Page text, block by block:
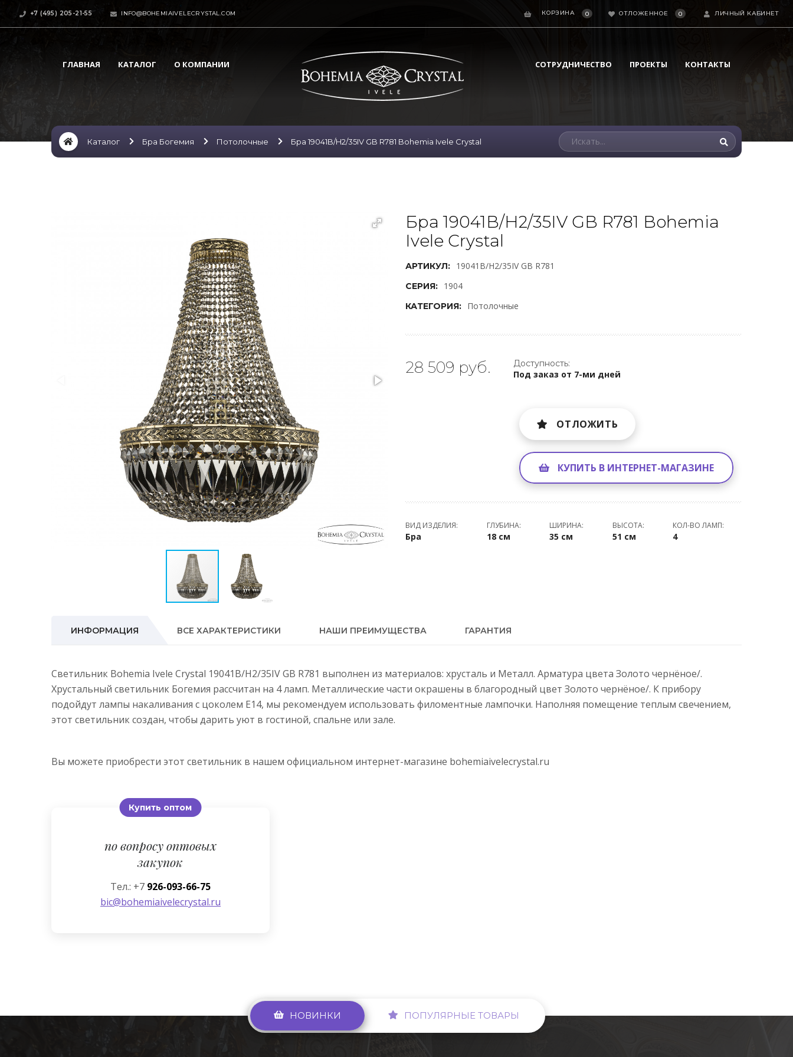
+7 (495) 205-21-55 INFO@BOHEMIAIVELECRYSTAL.COM КОРЗИНА 0 ОТЛОЖЕННОЕ 0 ЛИЧНЫЙ КАБИНЕТ
ГЛАВНАЯ КАТАЛОГ О КОМПАНИИ СОТРУДНИЧЕСТВО ПРОЕКТЫ КОНТАКТЫ
Каталог Бра Богемия Потолочные Бра 19041B/H2/35IV GB R781 Bohemia Ivele Crystal
Бра 19041B/H2/35IV GB R781 Bohemia
Ivele Crystal
АРТИКУЛ: 19041B/H2/35IV GB R781
СЕРИЯ: 1904
КАТЕГОРИЯ: Потолочные
28 509 руб. Доступность:
Под заказ от 7-ми дней
ОТЛОЖИТЬ
КУПИТЬ В ИНТЕРНЕТ-МАГАЗИНЕ
ВИД ИЗДЕЛИЯ:
Бра
ГЛУБИНА:
18 см
ШИРИНА:
35 см
ВЫСОТА:
51 см
КОЛ-ВО ЛАМП:
4
ИНФОРМАЦИЯ ВСЕ ХАРАКТЕРИСТИКИ НАШИ ПРЕИМУЩЕСТВА ГАРАНТИЯ
Светильник Bohemia Ivele Crystal 19041B/H2/35IV GB R781 выполнен из материалов: хрусталь и Металл. Арматура цвета Золото чернёное/.
Хрустальный светильник Богемия рассчитан на 4 ламп. Металлические части окрашены в благородный цвет Золото чернёное/. К прибору
подойдут лампы накаливания с цоколем E14, мы рекомендуем использовать филоментные лампочки. Наполняя помещение теплым свечением,
этот светильник создан, чтобы дарить уют в гостиной, спальне или зале.
Вы можете приобрести этот светильник в нашем официальном интернет-магазине bohemiaivelecrystal.ru
Купить оптом
по вопросу оптовых
закупок
Тел.: +7 926-093-66-75
bic@bohemiaivelecrystal.ru
НОВИНКИ ПОПУЛЯРНЫЕ ТОВАРЫ